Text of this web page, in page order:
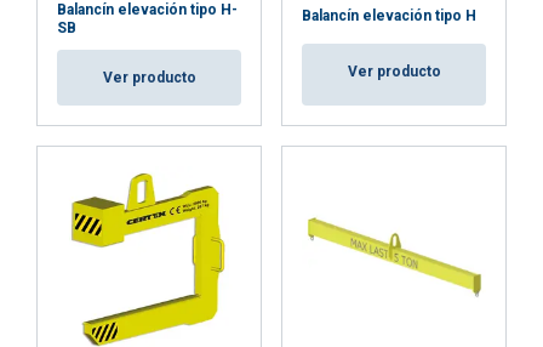
Balancín elevación tipo H-
SB
Ver producto
Balancín elevación tipo H
Ver producto